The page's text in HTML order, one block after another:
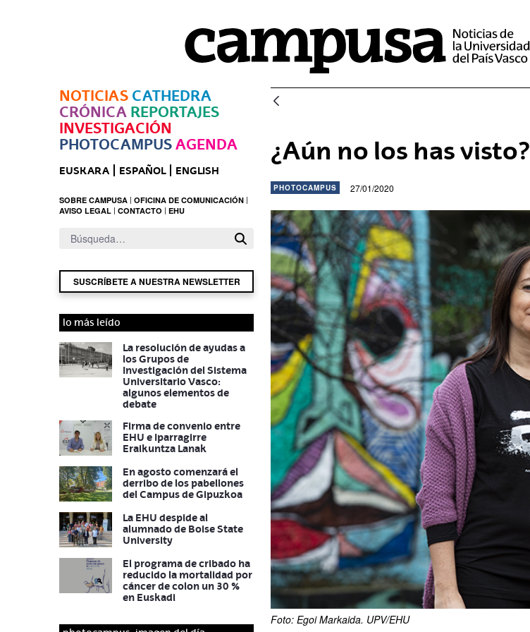
NOTICIAS CATHEDRA
CRÓNICA REPORTAJES
INVESTIGACIÓN
PHOTOCAMPUS AGENDA
EUSKARA ESPAÑOL ENGLISH
SOBRE CAMPUSA OFICINA DE COMUNICACIÓN
AVISO LEGAL CONTACTO EHU
SUSCRÍBETE A NUESTRA NEWSLETTER
lo más leído
La resolución de ayudas a
los Grupos de
Investigación del Sistema
Universitario Vasco:
algunos elementos de
debate
Firma de convenio entre
EHU e Iparragirre
Eraikuntza Lanak
En agosto comenzará el
derribo de los pabellones
del Campus de Gipuzkoa
La EHU despide al
alumnado de Boise State
University
El programa de cribado ha
reducido la mortalidad por
cáncer de colon un 30 %
en Euskadi
¿Aún no los has visto?
PHOTOCAMPUS 27/01/2020
Foto: Egoi Markaida. UPV/EHU